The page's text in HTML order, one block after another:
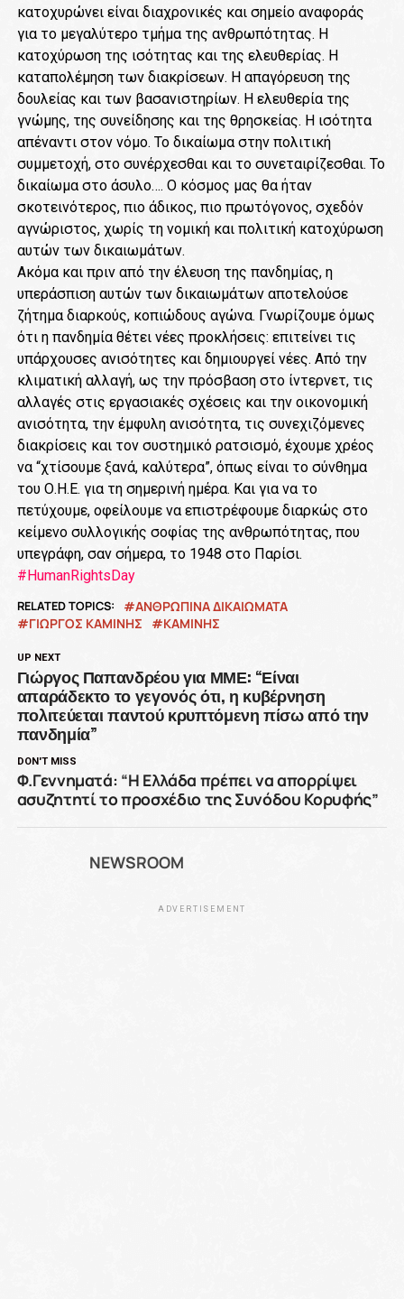
κατοχυρώνει είναι διαχρονικές και σημείο αναφοράς
για το μεγαλύτερο τμήμα της ανθρωπότητας. Η
κατοχύρωση της ισότητας και της ελευθερίας. Η
καταπολέμηση των διακρίσεων. Η απαγόρευση της
δουλείας και των βασανιστηρίων. Η ελευθερία της
γνώμης, της συνείδησης και της θρησκείας. Η ισότητα
απέναντι στον νόμο. Το δικαίωμα στην πολιτική
συμμετοχή, στο συνέρχεσθαι και το συνεταιρίζεσθαι. Το
δικαίωμα στο άσυλο…. Ο κόσμος μας θα ήταν
σκοτεινότερος, πιο άδικος, πιο πρωτόγονος, σχεδόν
αγνώριστος, χωρίς τη νομική και πολιτική κατοχύρωση
αυτών των δικαιωμάτων.
Ακόμα και πριν από την έλευση της πανδημίας, η
υπεράσπιση αυτών των δικαιωμάτων αποτελούσε
ζήτημα διαρκούς, κοπιώδους αγώνα. Γνωρίζουμε όμως
ότι η πανδημία θέτει νέες προκλήσεις: επιτείνει τις
υπάρχουσες ανισότητες και δημιουργεί νέες. Από την
κλιματική αλλαγή, ως την πρόσβαση στο ίντερνετ, τις
αλλαγές στις εργασιακές σχέσεις και την οικονομική
ανισότητα, την έμφυλη ανισότητα, τις συνεχιζόμενες
διακρίσεις και τον συστημικό ρατσισμό, έχουμε χρέος
να “χτίσουμε ξανά, καλύτερα”, όπως είναι το σύνθημα
του Ο.Η.Ε. για τη σημερινή ημέρα. Και για να το
πετύχουμε, οφείλουμε να επιστρέφουμε διαρκώς στο
κείμενο συλλογικής σοφίας της ανθρωπότητας, που
υπεγράφη, σαν σήμερα, το 1948 στο Παρίσι.
#HumanRightsDay
RELATED TOPICS:
ΑΝΘΡΩΠΙΝΑ ΔΙΚΑΙΩΜΑΤΑ
ΓΙΩΡΓΟΣ ΚΑΜΙΝΗΣ
ΚΑΜΙΝΗΣ
UP NEXT
Γιώργος Παπανδρέου για ΜΜΕ: “Είναι
απαράδεκτο το γεγονός ότι, η κυβέρνηση
πολιτεύεται παντού κρυπτόμενη πίσω από την
πανδημία”
DON'T MISS
Φ.Γεννηματά: “Η Ελλάδα πρέπει να απορρίψει
ασυζητητί το προσχέδιο της Συνόδου Κορυφής”
NEWSROOM
ADVERTISEMENT